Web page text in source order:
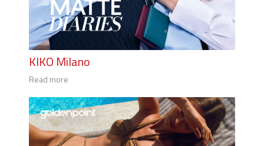
KIKO Milano
Read more